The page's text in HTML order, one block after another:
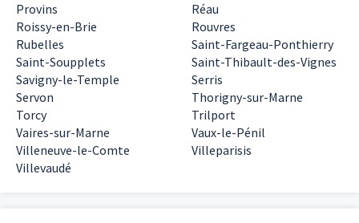
Provins
Réau
Roissy-en-Brie
Rouvres
Rubelles
Saint-Fargeau-Ponthierry
Saint-Soupplets
Saint-Thibault-des-Vignes
Savigny-le-Temple
Serris
Servon
Thorigny-sur-Marne
Torcy
Trilport
Vaires-sur-Marne
Vaux-le-Pénil
Villeneuve-le-Comte
Villeparisis
Villevaudé